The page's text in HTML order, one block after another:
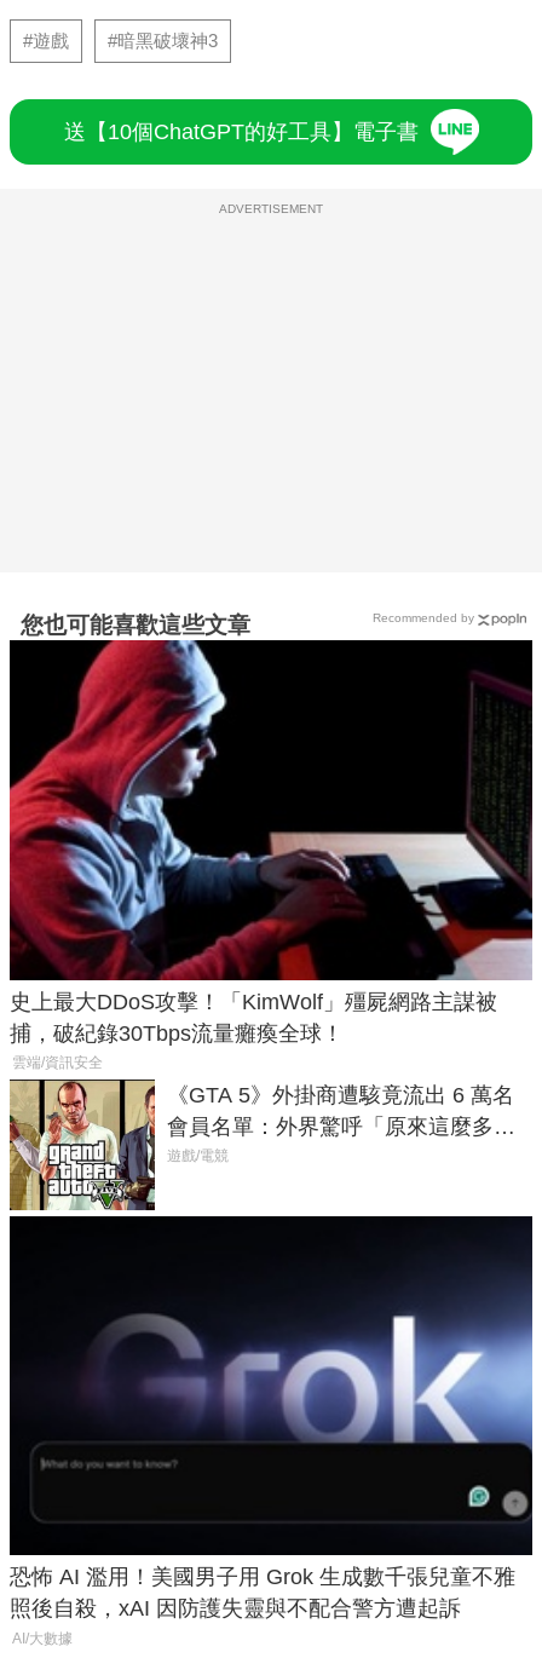
#遊戲 #暗黑破壞神3
送【10個ChatGPT的好工具】電子書
ADVERTISEMENT
您也可能喜歡這些文章
史上最大DDoS攻擊！「KimWolf」殭屍網路主謀被
捕，破紀錄30Tbps流量癱瘓全球！
雲端/資訊安全
《GTA 5》外掛商遭駭竟流出 6 萬名
會員名單：外界驚呼「原來這麼多人
在開掛！」
遊戲/電競
恐怖 AI 濫用！美國男子用 Grok 生成數千張兒童不雅
照後自殺，xAI 因防護失靈與不配合警方遭起訴
AI/大數據
Recommended by